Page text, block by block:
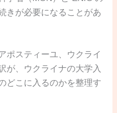
きが必要になることがあ
ポスティーユ、ウクライ
が、ウクライナの大学入
どこに入るのかを整理す